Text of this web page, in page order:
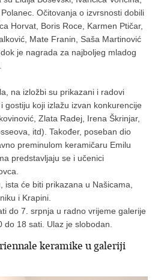
Očitovanja o izvrsnosti dobili
Horvat, Boris Roce, Karmen Ptičar,
Mate Franin, Saša Martinović
je nagrada za najboljeg mladog
na izložbi su prikazani i radovi
gostiju koji izlažu izvan konkurencije
Zlata Radej, Irena Škrinjar,
itd). Također, poseban dio
preminulom keramičaru Emilu
predstavljaju se i učenici
ista će biti prikazana u Našicama,
i Krapini.
do 7. srpnja u radno vrijeme galerije
do 18 sati. Ulaz je slobodan.
keramike u galeriji